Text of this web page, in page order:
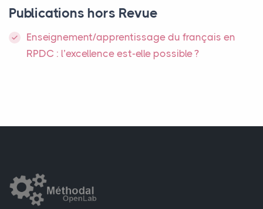
Publications hors Revue
Enseignement/apprentissage du français en
RPDC : l’excellence est-elle possible?